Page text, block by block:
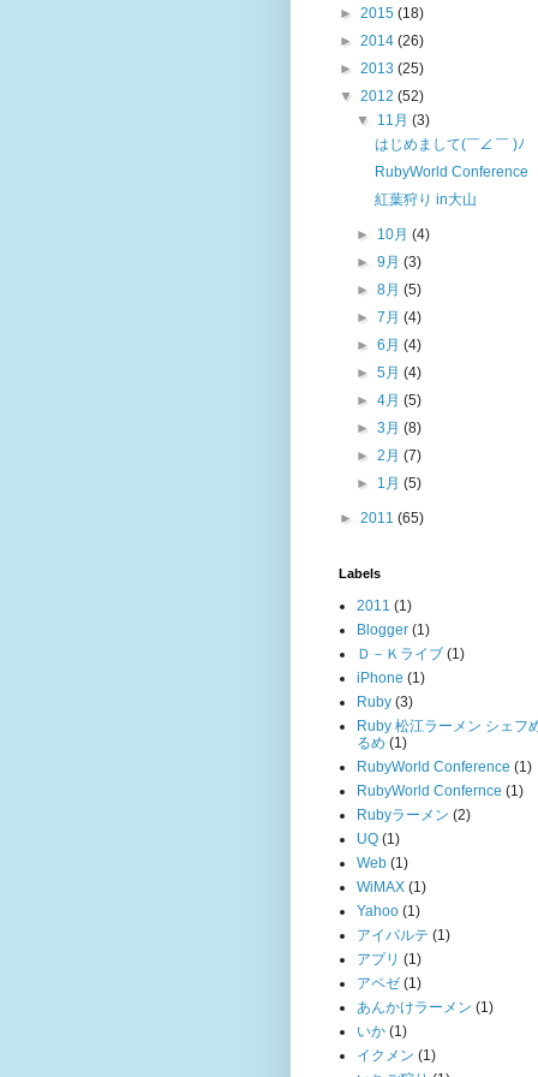
► 2015 (18)
► 2014 (26)
► 2013 (25)
▼ 2012 (52)
▼ 11月(3)
はじめまして(￣∠ ￣ )ﾉ
RubyWorld
紅葉狩り in大山
► 10月(4)
►9月(3)
►8月(5)
►7月(4)
►6月(4)
►5月(4)
►4月(5)
►3月(8)
►2月(7)
► 1月(5)
► 2011 (65)
Labels
2011 (1)
Blogger (1)
Ｄ－Ｋライブ (1)
iPhone (1)
Ruby (3)
Ruby 松江ラーメン シェフ
るめ (1)
RubyWorld Conference (1)
RubyWorld Confernce (1)
Rubyラーメン (2)
UQ (1)
Web (1)
WiMAX (1)
Yahoo (1)
アイパルテ (1)
アプリ (1)
アペゼ (1)
あんかけラーメン (1)
いか (1)
イクメン (1)